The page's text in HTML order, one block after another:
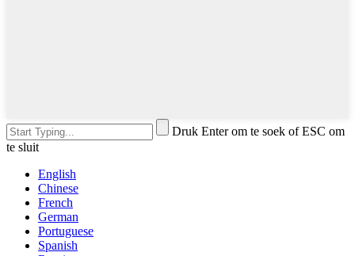
Druk Enter om te soek of ESC om
te sluit
English
Chinese
French
German
Portuguese
Spanish